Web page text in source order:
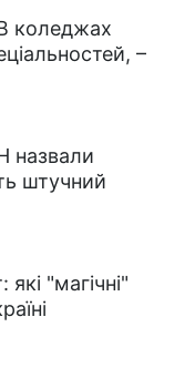
коледжах
–
назвали
штучний
"магічні"